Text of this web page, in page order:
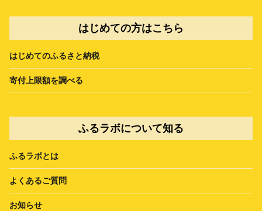
はじめての方はこちら
はじめてのふるさと納税
寄付上限額を調べる
ふるラボについて知る
ふるラボとは
よくあるご質問
お知らせ